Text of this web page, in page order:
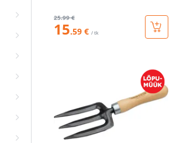
25.99 €
15.59 € / tk